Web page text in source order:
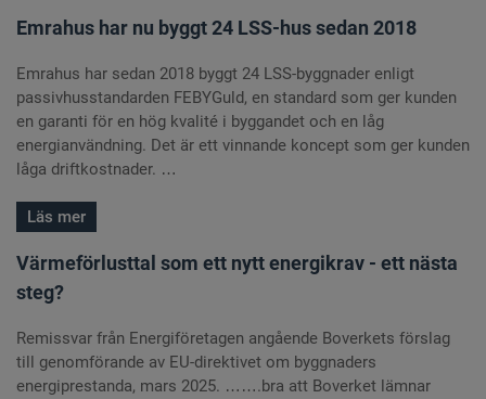
Emrahus har nu byggt 24 LSS-hus sedan 2018
Emrahus har sedan 2018 byggt 24 LSS-byggnader enligt
passivhusstandarden FEBYGuld, en standard som ger kunden
en garanti för en hög kvalité i byggandet och en låg
energianvändning. Det är ett vinnande koncept som ger kunden
låga driftkostnader. …
Läs mer
Värmeförlusttal som ett nytt energikrav - ett nästa
steg?
Remissvar från Energiföretagen angående Boverkets förslag
till genomförande av EU-direktivet om byggnaders
energiprestanda, mars 2025. …….bra att Boverket lämnar